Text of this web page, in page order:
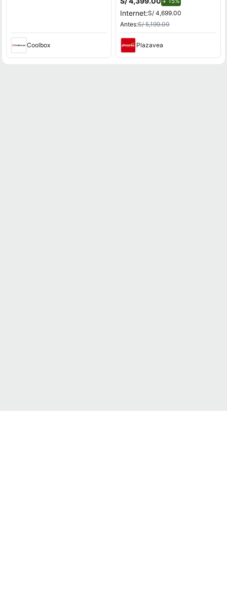
Coolbox
Internet:S/ 4,699.00
Antes:S/ 5,199.00
Plazavea